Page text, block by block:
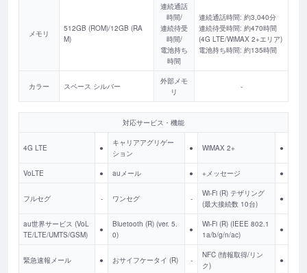
メモリ
512GB (ROM)/12GB (RA
M)
連続通話
時間/
連続待受
時間/
電池持ち
時間
連続通話時間: 約3,040分
連続待受時間: 約470時間
(4G LTE/WiMAX 2+エリア)
電池持ち時間: 約135時間
カラー スペース シルバー
外部メモ
リ
-
対応サービス・機能
4G LTE ●
キャリアアグリゲー
ション
● WiMAX 2+ ●
VoLTE ● auメール ● +メッセージ ●
フルセグ - ワンセグ -
Wi-Fi (R) テザリング
(最大接続数 10台)
●
au世界サービス (VoL
TE/LTE/UMTS/GSM)
●
Bluetooth (R) (ver. 5.
0)
●
Wi-Fi (R) (IEEE 802.1
1a/b/g/n/ac)
●
緊急速報メール ● おサイフケータイ (R) -
NFC (情報取得/リン
ク)
●